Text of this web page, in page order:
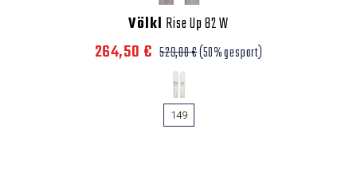
Völkl Rise Up 82 W
264,50 € 529,00 €(50% gespart)
149